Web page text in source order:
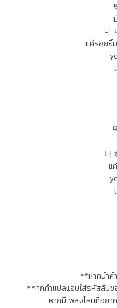
네
แค่รอยยิ้
너
แ
**หากนำค
**ทุกคำแปลแอบใส่รหัสลับข
หากมีเพลงไหนที่อยา